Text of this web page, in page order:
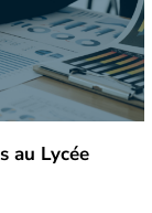
au Lycée